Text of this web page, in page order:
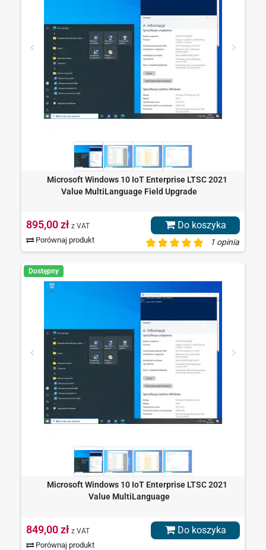
1 opinia
Microsoft Windows 10 IoT Enterprise LTSC 2021
Value MultiLanguage Field Upgrade
895,00 zł z VAT
Porównaj produkt
Do koszyka
Dostępny
Microsoft Windows 10 IoT Enterprise LTSC 2021
Value MultiLanguage
849,00 zł z VAT
Porównaj produkt
Do koszyka